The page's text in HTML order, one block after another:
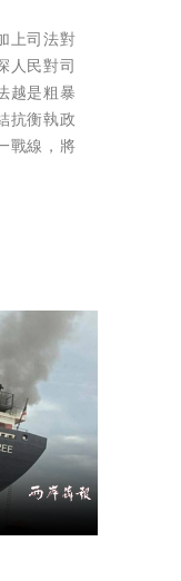
上司法對
人民對司
越是粗暴
抗衡執政
戰線，將